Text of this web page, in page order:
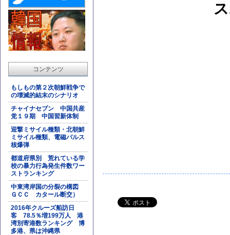
コンテンツ
もしもの第２次朝鮮戦争で
の壊滅的結末のシナリオ
チャイナセブン 中国共産
党１９期 中国習新体制
迎撃ミサイル種類・北朝鮮
ミサイル種類、電磁パルス
核爆弾
都道府県別 荒れている学
校の暴力行為発生件数ワー
ストランキング
中東湾岸国の分裂の構図
ＧＣＣ カタール断交）
2016年クルーズ船訪日
客 78.5％増199万人 港
湾別寄港数ランキング 博
多港、県は沖縄県